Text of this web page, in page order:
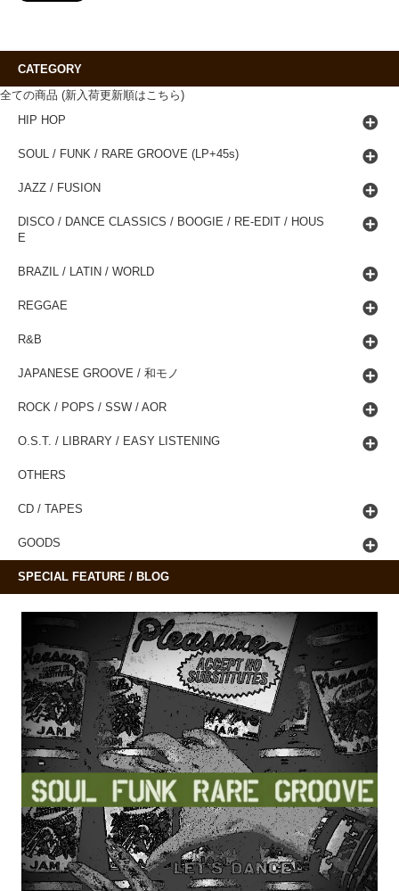
CATEGORY
全ての商品 (新入荷更新順はこちら)
HIP HOP
SOUL / FUNK / RARE GROOVE (LP+45s)
JAZZ / FUSION
DISCO / DANCE CLASSICS / BOOGIE / RE-EDIT / HOUS
E
BRAZIL / LATIN / WORLD
REGGAE
R&B
JAPANESE GROOVE / 和モノ
ROCK / POPS / SSW / AOR
O.S.T. / LIBRARY / EASY LISTENING
OTHERS
CD / TAPES
GOODS
SPECIAL FEATURE / BLOG